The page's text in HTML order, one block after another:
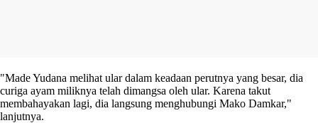
"Made Yudana melihat ular dalam keadaan perutnya yang besar, dia
curiga ayam miliknya telah dimangsa oleh ular. Karena takut
membahayakan lagi, dia langsung menghubungi Mako Damkar,"
lanjutnya.